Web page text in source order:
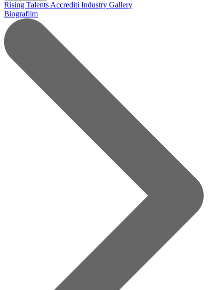
Rising Talents Accrediti Industry Gallery
Biografilm